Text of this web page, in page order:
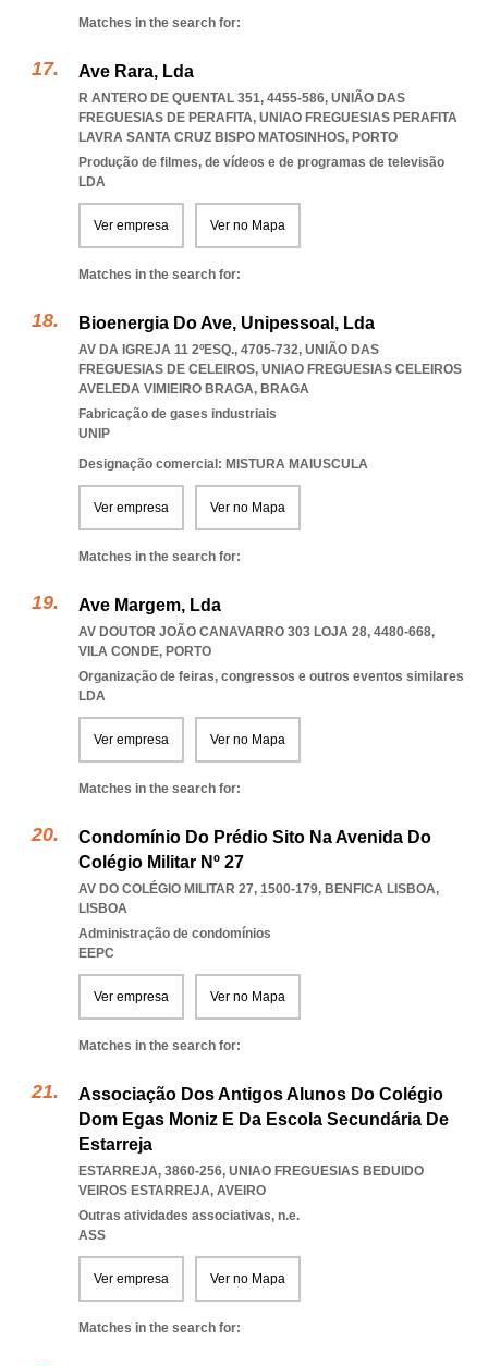
Matches in the search for:
Ave Rara, Lda
R ANTERO DE QUENTAL 351, 4455-586, UNIÃO DAS
FREGUESIAS DE PERAFITA, UNIAO FREGUESIAS PERAFITA
LAVRA SANTA CRUZ BISPO MATOSINHOS, PORTO
Produção de filmes, de vídeos e de programas de televisão
LDA
Ver empresa Ver no Mapa
Matches in the search for:
Bioenergia Do Ave, Unipessoal, Lda
AV DA IGREJA 11 2ºESQ., 4705-732, UNIÃO DAS
FREGUESIAS DE CELEIROS, UNIAO FREGUESIAS CELEIROS
AVELEDA VIMIEIRO BRAGA, BRAGA
Fabricação de gases industriais
UNIP
Designação comercial: MISTURA MAIUSCULA
Ver empresa Ver no Mapa
Matches in the search for:
Ave Margem, Lda
AV DOUTOR JOÃO CANAVARRO 303 LOJA 28, 4480-668,
VILA CONDE, PORTO
Organização de feiras, congressos e outros eventos similares
LDA
Ver empresa Ver no Mapa
Matches in the search for:
Condomínio Do Prédio Sito Na Avenida Do
Colégio Militar Nº 27
AV DO COLÉGIO MILITAR 27, 1500-179, BENFICA LISBOA,
LISBOA
Administração de condomínios
EEPC
Ver empresa Ver no Mapa
Matches in the search for:
Associação Dos Antigos Alunos Do Colégio
Dom Egas Moniz E Da Escola Secundária De
Estarreja
ESTARREJA, 3860-256, UNIAO FREGUESIAS BEDUIDO
VEIROS ESTARREJA, AVEIRO
Outras atividades associativas, n.e.
ASS
Ver empresa Ver no Mapa
Matches in the search for: